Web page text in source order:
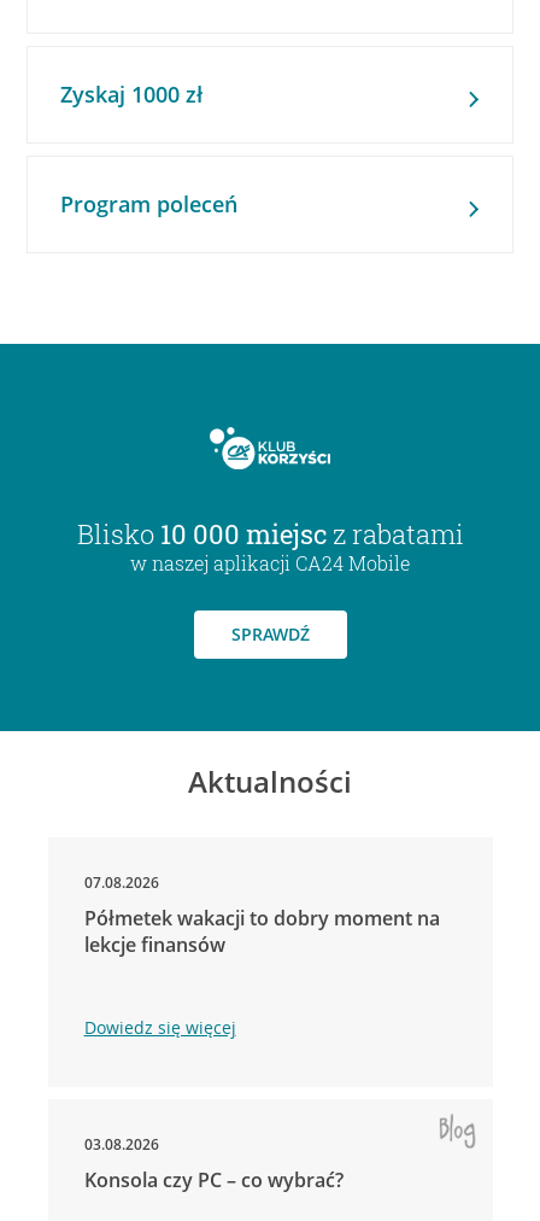
Zyskaj 1000 zł
Program poleceń
Blisko 10 000 miejsc z rabatami
w naszej aplikacji CA24 Mobile
SPRAWDŹ
Aktualności
07.08.2026
Półmetek wakacji to dobry moment na
lekcje finansów
Dowiedz się więcej
03.08.2026
Konsola czy PC – co wybrać?